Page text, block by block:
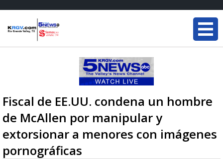
Fiscal de EE.UU. condena un hombre
de McAllen por manipular y
extorsionar a menores con imágenes
pornográficas